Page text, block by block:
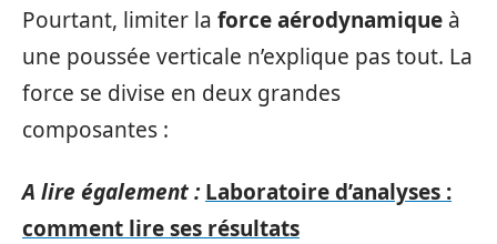
Pourtant, limiter la force aérodynamique à
une poussée verticale n’explique pas tout. La
force se divise en deux grandes
composantes :
A lire également : Laboratoire d’analyses :
comment lire ses résultats